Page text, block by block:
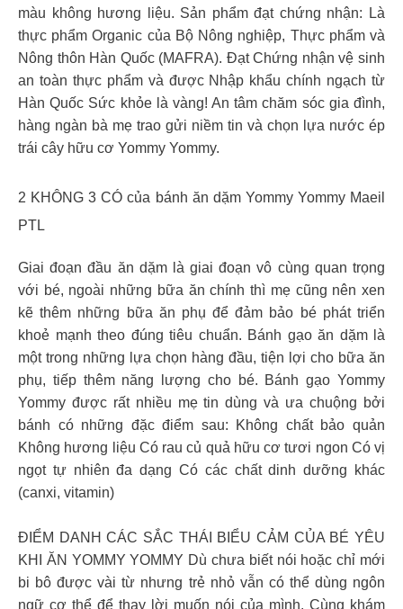
màu không hương liệu. Sản phẩm đạt chứng nhận: Là
thực phẩm Organic của Bộ Nông nghiệp, Thực phẩm và
Nông thôn Hàn Quốc (MAFRA). Đạt Chứng nhận vệ sinh
an toàn thực phẩm và được Nhập khẩu chính ngạch từ
Hàn Quốc Sức khỏe là vàng! An tâm chăm sóc gia đình,
hàng ngàn bà mẹ trao gửi niềm tin và chọn lựa nước ép
trái cây hữu cơ Yommy Yommy.
2 KHÔNG 3 CÓ của bánh ăn dặm Yommy Yommy Maeil
PTL
Giai đoạn đầu ăn dặm là giai đoạn vô cùng quan trọng
với bé, ngoài những bữa ăn chính thì mẹ cũng nên xen
kẽ thêm những bữa ăn phụ để đảm bảo bé phát triển
khoẻ mạnh theo đúng tiêu chuẩn. Bánh gạo ăn dặm là
một trong những lựa chọn hàng đầu, tiện lợi cho bữa ăn
phụ, tiếp thêm năng lượng cho bé. Bánh gạo Yommy
Yommy được rất nhiều mẹ tin dùng và ưa chuộng bởi
bánh có những đặc điểm sau: Không chất bảo quản
Không hương liệu Có rau củ quả hữu cơ tươi ngon Có vị
ngọt tự nhiên đa dạng Có các chất dinh dưỡng khác
(canxi, vitamin)
ĐIỂM DANH CÁC SẮC THÁI BIỂU CẢM CỦA BÉ YÊU
KHI ĂN YOMMY YOMMY Dù chưa biết nói hoặc chỉ mới
bi bô được vài từ nhưng trẻ nhỏ vẫn có thể dùng ngôn
ngữ cơ thể để thay lời muốn nói của mình. Cùng khám